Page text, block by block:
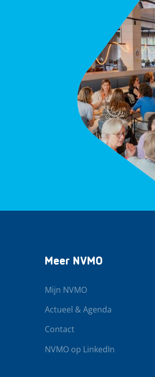
Meer NVMO
Mijn NVMO
Actueel & Agenda
Contact
NVMO op LinkedIn